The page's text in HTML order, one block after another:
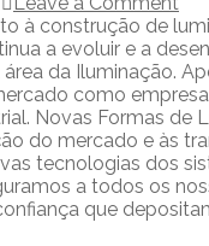
à construção de
a evoluir e a
da Iluminação.
como
Novas Formas de
do mercado e às
tecnologias dos
a todos os
que